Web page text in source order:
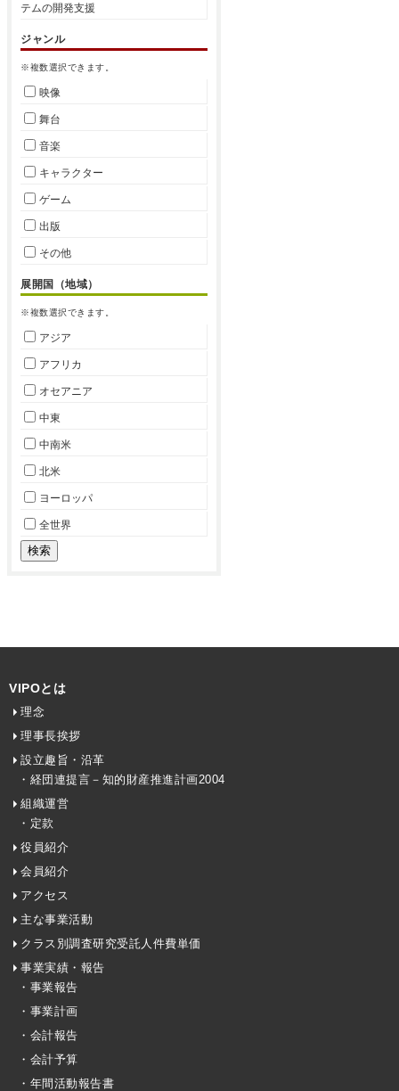
テムの開発支援
ジャンル
※複数選択できます。
映像
舞台
音楽
キャラクター
ゲーム
出版
その他
展開国（地域）
※複数選択できます。
アジア
アフリカ
オセアニア
中東
中南米
北米
ヨーロッパ
全世界
VIPOとは
理念
理事長挨拶
設立趣旨・沿革
・経団連提言－知的財産推進計画2004
組織運営
・定款
役員紹介
会員紹介
アクセス
主な事業活動
クラス別調査研究受託人件費単価
事業実績・報告
・事業報告
・事業計画
・会計報告
・会計予算
・年間活動報告書